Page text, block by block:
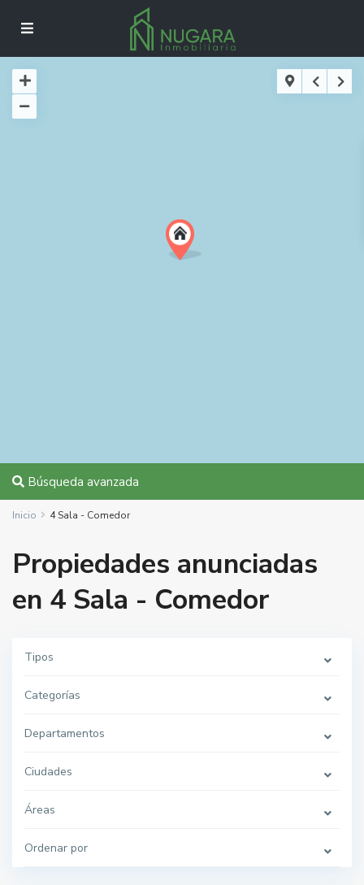
Búsqueda avanzada
Inicio 4 Sala - Comedor
Propiedades anunciadas
en 4 Sala - Comedor
Tipos
Categorías
Departamentos
Ciudades
Áreas
Ordenar por